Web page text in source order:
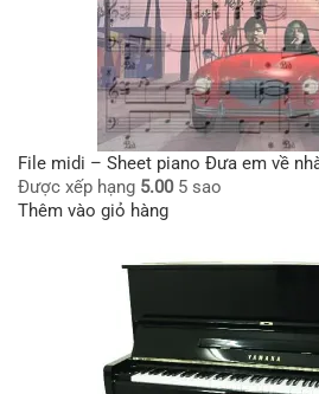
File midi – Sheet piano Đưa em về
Được xếp hạng 5.005 sao
Thêm vào giỏ hàng